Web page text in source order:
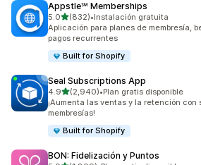
Appstle℠ Memberships
5.0de 5 estrellas
(832)
832 reseñas en total
•Instalación gratuita
Aplicación para planes de membresía,
pagos recurrentes
Built for Shopify
Seal Subscriptions App
4.9de 5 estrellas
(2,940)
2940 reseñas en total
•Plan gratis disponible
¡Aumenta las ventas y la retención con
membresías!
Built for Shopify
BON: Fidelización y Puntos